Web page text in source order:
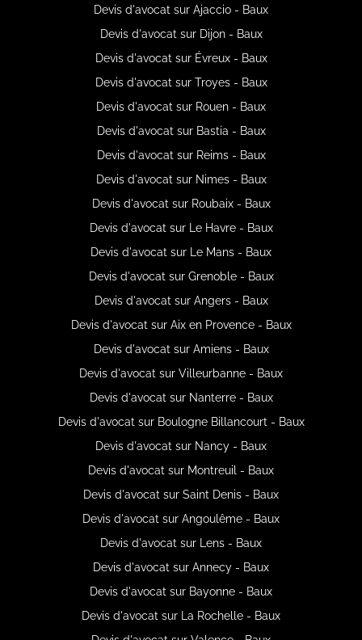
Devis d'avocat sur Ajaccio - Baux
Devis d'avocat sur Dijon - Baux
Devis d'avocat sur Évreux - Baux
Devis d'avocat sur Troyes - Baux
Devis d'avocat sur Rouen - Baux
Devis d'avocat sur Bastia - Baux
Devis d'avocat sur Reims - Baux
Devis d'avocat sur Nimes - Baux
Devis d'avocat sur Roubaix - Baux
Devis d'avocat sur Le Havre - Baux
Devis d'avocat sur Le Mans - Baux
Devis d'avocat sur Grenoble - Baux
Devis d'avocat sur Angers - Baux
Devis d'avocat sur Aix en Provence - Baux
Devis d'avocat sur Amiens - Baux
Devis d'avocat sur Villeurbanne - Baux
Devis d'avocat sur Nanterre - Baux
Devis d'avocat sur Boulogne Billancourt - Baux
Devis d'avocat sur Nancy - Baux
Devis d'avocat sur Montreuil - Baux
Devis d'avocat sur Saint Denis - Baux
Devis d'avocat sur Angoulême - Baux
Devis d'avocat sur Lens - Baux
Devis d'avocat sur Annecy - Baux
Devis d'avocat sur Bayonne - Baux
Devis d'avocat sur La Rochelle - Baux